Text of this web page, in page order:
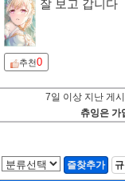
잘 보고 갑니다
추천0
7일 이상 지난 게
츄잉은 가
즐찾추가